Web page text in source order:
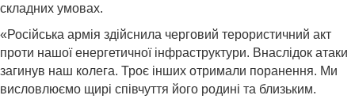
складних умовах.
«Російська армія здійснила черговий терористичний акт
проти нашої енергетичної інфраструктури. Внаслідок атаки
загинув наш колега. Троє інших отримали поранення. Ми
висловлюємо щирі співчуття його родині та близьким.